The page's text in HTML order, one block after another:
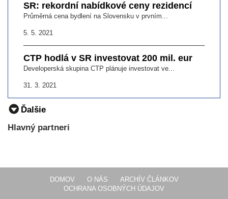
SR: rekordní nabídkové ceny rezidencí
Průměrná cena bydlení na Slovensku v prvním...
5. 5. 2021
CTP hodlá v SR investovat 200 mil. eur
Developerská skupina CTP plánuje investovat ve...
31. 3. 2021
Ďalšie
Hlavný partneri
DOMOV O NÁS
ARCHÍV ČLÁNKOV
OCHRANA OSOBNÝCH ÚDAJOV